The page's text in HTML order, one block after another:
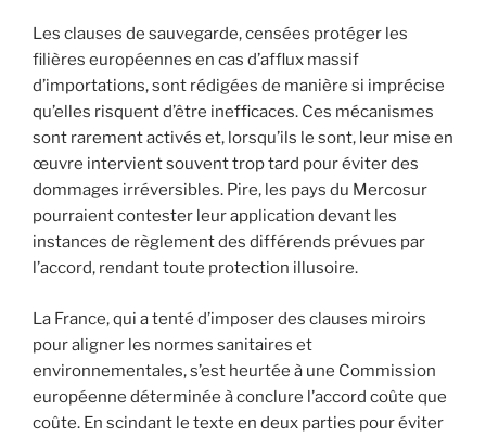
Les clauses de sauvegarde, censées protéger les
filières européennes en cas d’afflux massif
d’importations, sont rédigées de manière si imprécise
qu’elles risquent d’être inefficaces. Ces mécanismes
sont rarement activés et, lorsqu’ils le sont, leur mise en
œuvre intervient souvent trop tard pour éviter des
dommages irréversibles. Pire, les pays du Mercosur
pourraient contester leur application devant les
instances de règlement des différends prévues par
l’accord, rendant toute protection illusoire.
La France, qui a tenté d’imposer des clauses miroirs
pour aligner les normes sanitaires et
environnementales, s’est heurtée à une Commission
européenne déterminée à conclure l’accord coûte que
coûte. En scindant le texte en deux parties pour éviter